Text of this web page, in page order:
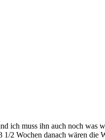
ich muss ihn auch noch was
2 Wochen danach wären die